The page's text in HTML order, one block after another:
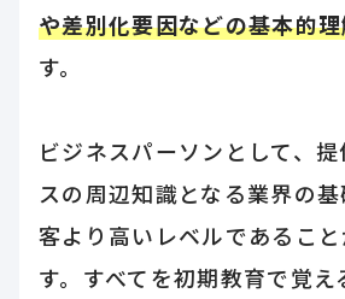
や差別化要因などの基本的
す。
ビジネスパーソンとして、
スの周辺知識となる業界の
客より高いレベルであるこ
す。すべてを初期教育で覚